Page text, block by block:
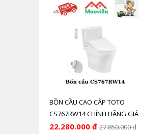
BỒN CẦU CAO CẤP TOTO
CS767RW14 CHÍNH HÃNG GIÁ
RẺ
22.280.000 đ 27.850.000 đ